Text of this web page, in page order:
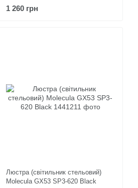
1 260 грн
Люстра (світильник стельовий)
Molecula GX53 SP3-620 Black